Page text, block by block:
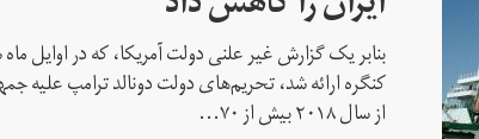
بنابر یک گزارش غیر علنی دولت آمریکا، که در اوایل ماه
کنگره ارائه شد، تحریم‌های دولت دونالد ترامپ علیه
از سال ۲۰۱۸ بیش از ۷۰...